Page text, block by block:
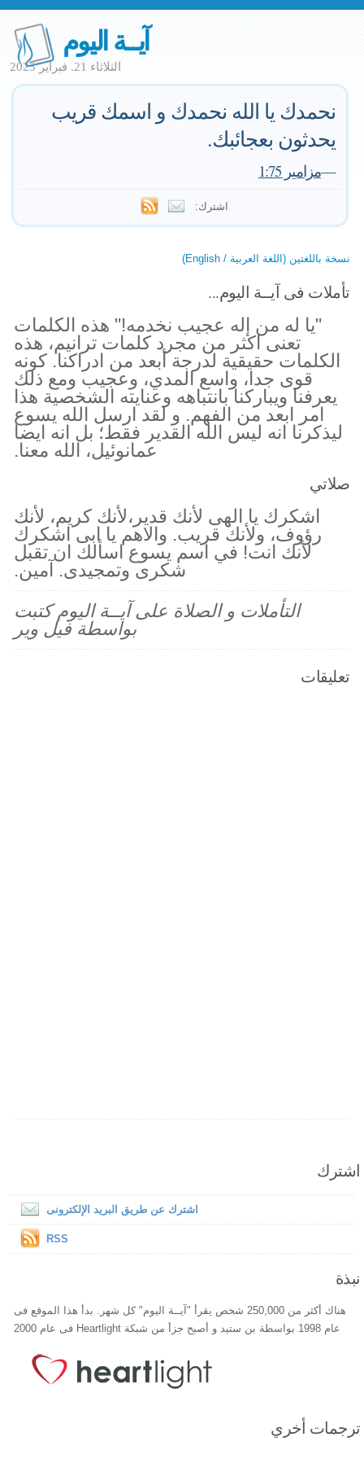
آيــة اليوم
الثلاثاء 21. فبراير 2023
نحمدك يا الله نحمدك و اسمك قريب
يحدثون بعجائبك.
—مزامير 1:75
اشترك:
نسخة باللغتين (اللغة العربية / English)
تأملات فى آيــة اليوم...
"يا له من إله عجيب نخدمه!" هذه الكلمات
تعنى اكثر من مجرد كلمات ترانيم، هذه
الكلمات حقيقية لدرجة أبعد من ادراكنا. كونه
قوى جدا، واسع المدي، وعجيب ومع ذلك
يعرفنا ويباركنا بانتباهه وعنايته الشخصية هذا
امر ابعد من الفهم. و لقد ارسل الله يسوع
ليذكرنا انه ليس الله القدير فقط؛ بل انه ايضا
عمانوئيل، الله معنا.
صلاتي
اشكرك يا الهى لأنك قدير،لأنك كريم، لأنك
رؤوف، ولأنك قريب. والاهم يا ابى اشكرك
لأنك انت! في اسم يسوع اسألك ان تقبل
شكرى وتمجيدى. آمين.
التأملات و الصلاة على آيــة اليوم كتبت
بواسطة فيل وير
تعليقات
اشترك
اشترك عن طريق البريد الإلكترونى
RSS
نبذة
هناك أكثر من 250,000 شخص يقرأ "آيــة اليوم" كل شهر. بدأ هذا الموقع فى
عام 1998 بواسطة بن ستيد و أصبح جزأ من شبكة Heartlight فى عام 2000
ترجمات أخري